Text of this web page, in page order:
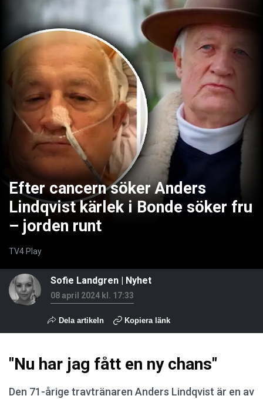
Efter cancern söker Anders
Lindqvist kärlek i Bonde söker fru
– jorden runt
TV4 Play
Sofie Landgren Nyhet
08 april 2024 kl. 17:33
Dela artikeln Kopiera länk
"Nu har jag fått en ny chans"
Den 71-årige travtränaren Anders Lindqvist är en av